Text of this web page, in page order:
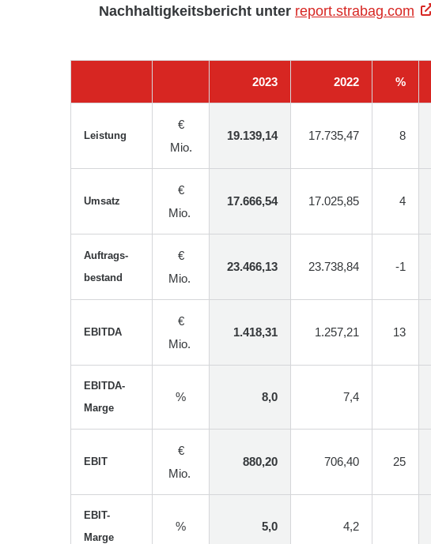
Nachhaltigkeitsbericht unter report.strabag.com
2023 2022 %
Leistung
€
Mio.
19.139,14 17.735,47 8
Umsatz
€
Mio.
17.666,54 17.025,85 4
Auftrags-
bestand
€
Mio.
23.466,13 23.738,84 -1
EBITDA
€
Mio.
1.418,31 1.257,21 13
EBITDA-
Marge
% 8,0 7,4
EBIT
€
Mio.
880,20 706,40 25
EBIT-
Marge
% 5,0 4,2